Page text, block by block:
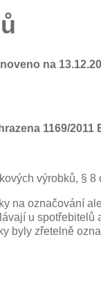
na
1169/2011
výrobků, § 8
na označování
u
byly zřetelně